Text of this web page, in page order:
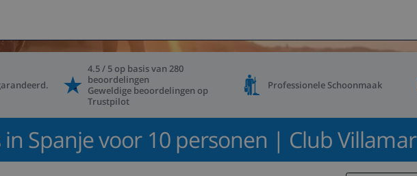
.
4.5 / 5 op basisvan 280
beoordelingen
Geweldige beoordelingen op
Trustpilot
Professionele Schoonmaak
Spanje voor 10 personen | Club Villamar